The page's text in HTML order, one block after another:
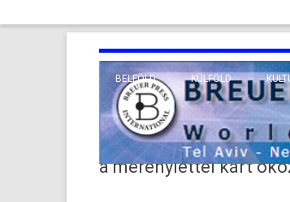
BELFÖLD KÜLFÖLD
VALLÁS
a merénylettel kárt